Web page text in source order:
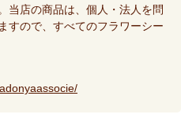
当店の商品は、個人・法人を問
すので、すべてのフラワーシー